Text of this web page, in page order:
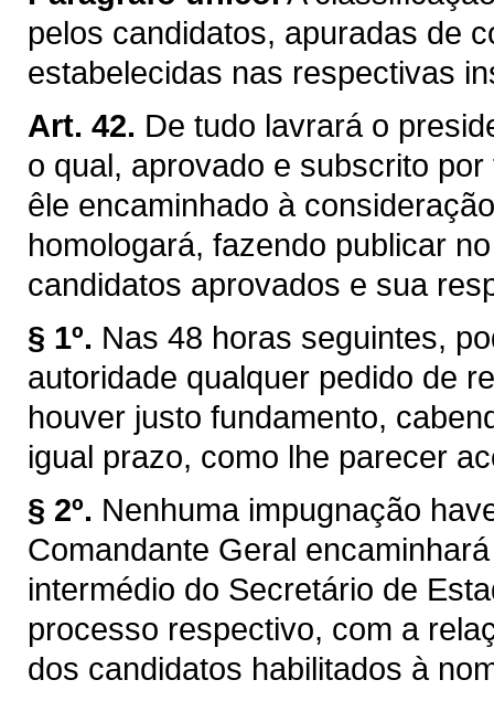
pelos candidatos, apuradas de
estabelecidas nas respectivas
Art. 42. De tudo lavrará o
o qual, aprovado e subscrito
êle encaminhado à
homologará, fazendo publicar
candidatos aprovados e sua
§ 1º. Nas 48 horas seguintes,
autoridade qualquer pedido de
houver justo fundamento,
igual prazo, como lhe parecer
§ 2º. Nenhuma impugnação
Comandante Geral
intermédio do Secretário de
processo respectivo, com a
dos candidatos habilitados à